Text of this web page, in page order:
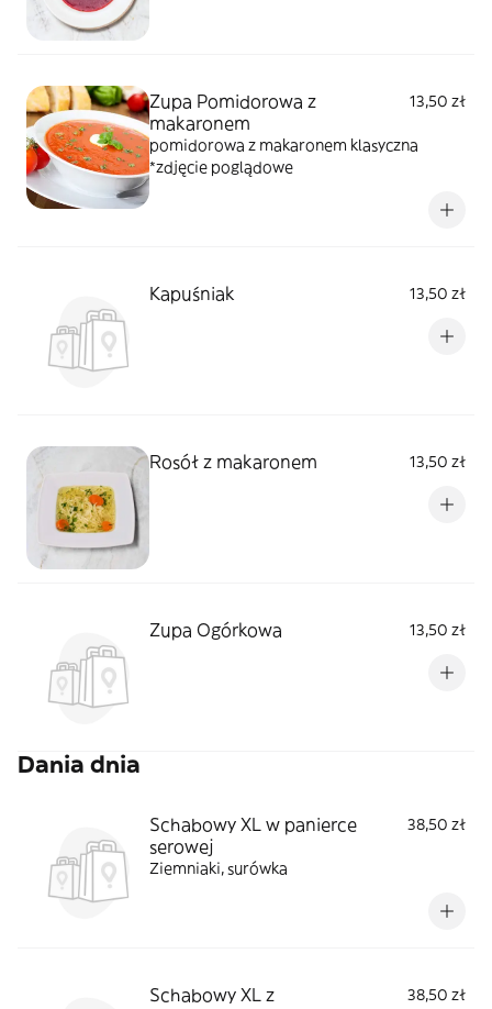
Zupa Pomidorowa z
makaronem
13,50 zł
pomidorowa z makaronem klasyczna
*zdjęcie poglądowe
Kapuśniak 13,50 zł
Rosół z makaronem 13,50 zł
Zupa Ogórkowa 13,50 zł
Dania dnia
Schabowy XL w panierce
serowej
38,50 zł
Ziemniaki, surówka
Schabowy XL z
38,50 zł